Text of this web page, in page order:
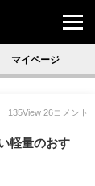
マイページ
135View 26コメント
軽量のおす